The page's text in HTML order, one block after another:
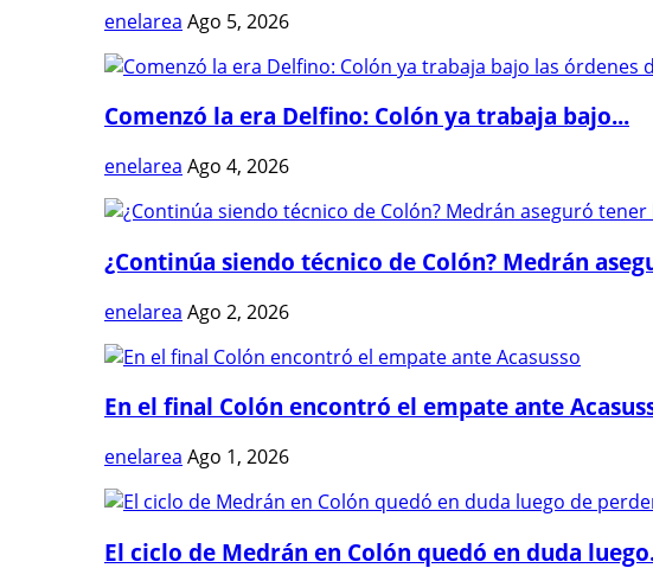
enelarea Ago 5, 2026
Comenzó la era Delfino: Colón ya trabaja bajo...
enelarea Ago 4, 2026
¿Continúa siendo técnico de Colón? Medrán
enelarea Ago 2, 2026
En el final Colón encontró el empate ante
enelarea Ago 1, 2026
El ciclo de Medrán en Colón quedó en duda